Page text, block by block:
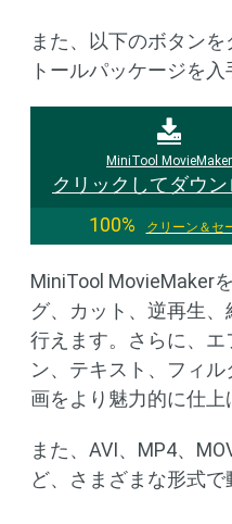
また、以下のボタン
トールパッケージを入
MiniTool MovieMaker
クリックしてダウン
100%
クリーン＆セ
MiniTool MovieMaker
グ、カット、逆再生、
行えます。さらに、エ
ン、テキスト、フィ
画をより魅力的に仕上
また、AVI、MP4、
ど、さまざまな形式で